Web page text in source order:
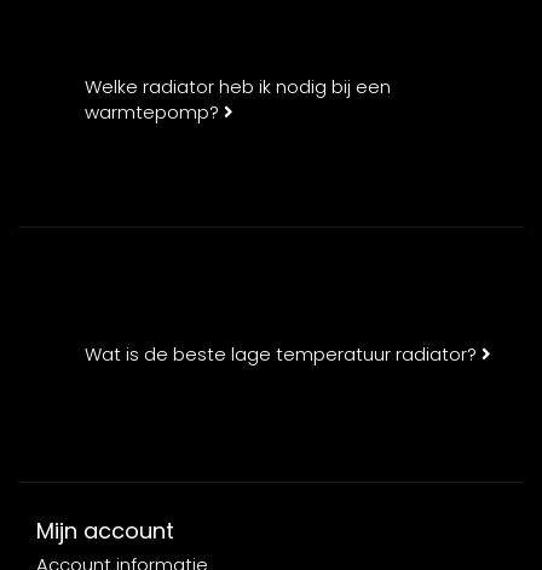
Welke radiator heb ik nodig bij een
warmtepomp?
Wat is de beste lage temperatuur radiator?
Mijn account
Account informatie